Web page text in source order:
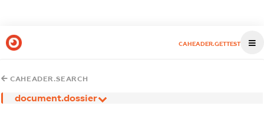
CAHEADER.GETTEST
CAHEADER.SEARCH
document.dossier